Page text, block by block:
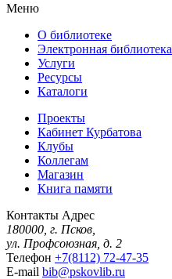
Меню
О библиотеке
Электронная библиотека
Услуги
Ресурсы
Каталоги
Проекты
Кабинет Курбатова
Клубы
Коллегам
Магазин
Книга памяти
Контакты Адрес
180000, г. Псков,
ул. Профсоюзная, д. 2
Телефон +7(8112) 72-47-35
E-mail bib@pskovlib.ru